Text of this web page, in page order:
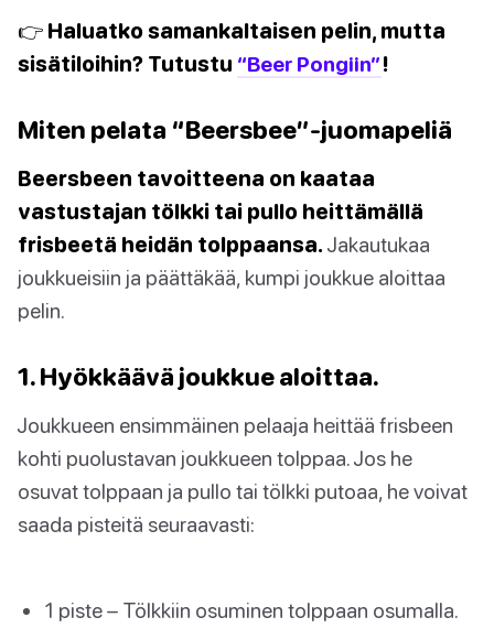
👉 Haluatko samankaltaisen pelin, mutta
sisätiloihin? Tutustu “Beer Pongiin”!
Miten pelata “Beersbee”-juomapeliä
Beersbeen tavoitteena on kaataa
vastustajan tölkki tai pullo heittämällä
frisbeetä heidän tolppaansa. Jakautukaa
joukkueisiin ja päättäkää, kumpi joukkue aloittaa
pelin.
1. Hyökkäävä joukkue aloittaa.
Joukkueen ensimmäinen pelaaja heittää frisbeen
kohti puolustavan joukkueen tolppaa. Jos he
osuvat tolppaan ja pullo tai tölkki putoaa, he voivat
saada pisteitä seuraavasti:
1 piste – Tölkkiin osuminen tolppaan osumalla.